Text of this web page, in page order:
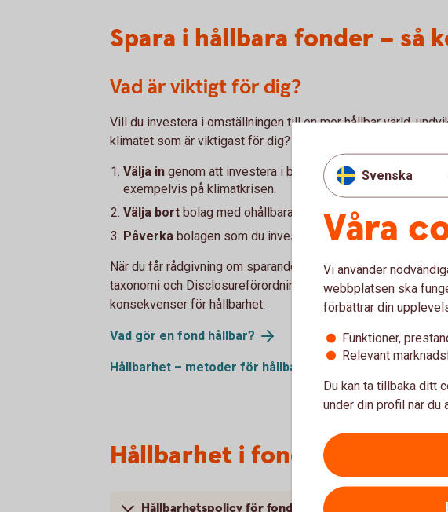
Spara i hållbara fonder – så
Vad är viktigt för dig?
Vill du investera i omställningen till en mer hållbar värld,
klimatet som är viktigast för dig? Fonder kan kombinera
Välja in genom att investera i bolag som aktivt arbetar för
exempelvis på klimatkrisen.
Välja bort bolag med ohållbara verksamheter, så som
Påverka bolagen som du investerat i att ställa om till en
När du får rådgivning om sparande hos oss så styrs vad som
taxonomi och Disclosureförordningen, SFDR. En fond kan
konsekvenser för hållbarhet.
Vad gör en fond hållbar?
Hållbarhet – metoder för hållbara fonder
Hållbarhet i fonder – mer
Hållbarhetspolicy för fondutbudet
Svenska
Våra
Vi använder
webbplatsen ska
förbättrar din
Funktioner,
Relevant
Du kan ta tillbaka ditt
under din profil när du